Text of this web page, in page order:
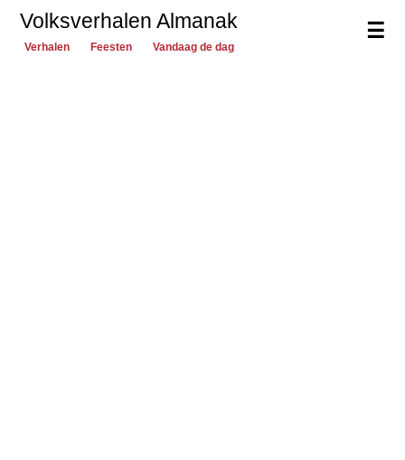
☰
Volksverhalen Almanak
Verhalen Feesten Vandaag de dag